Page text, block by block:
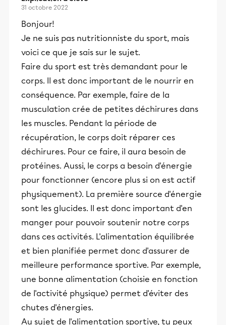
31 octobre 2022
Bonjour!
Je ne suis pas nutritionniste du sport, mais
voici ce que je sais sur le sujet.
Faire du sport est très demandant pour le
corps. Il est donc important de le nourrir en
conséquence. Par exemple, faire de la
musculation crée de petites déchirures dans
les muscles. Pendant la période de
récupération, le corps doit réparer ces
déchirures. Pour ce faire, il aura besoin de
protéines. Aussi, le corps a besoin d'énergie
pour fonctionner (encore plus si on est actif
physiquement). La première source d'énergie
sont les glucides. Il est donc important d'en
manger pour pouvoir soutenir notre corps
dans ces activités. L'alimentation équilibrée
et bien planifiée permet donc d'assurer de
meilleure performance sportive. Par exemple,
une bonne alimentation (choisie en fonction
de l'activité physique) permet d'éviter des
chutes d'énergies.
Au sujet de l'alimentation sportive, tu peux